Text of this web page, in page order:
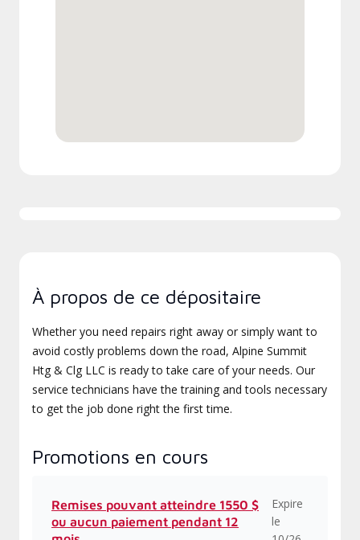
À propos de ce dépositaire
Whether you need repairs right away or simply want to
avoid costly problems down the road, Alpine Summit
Htg & Clg LLC is ready to take care of your needs. Our
service technicians have the training and tools necessary
to get the job done right the first time.
Promotions en cours
Remises pouvant atteindre 1550 $
ou aucun paiement pendant 12
Expire
le